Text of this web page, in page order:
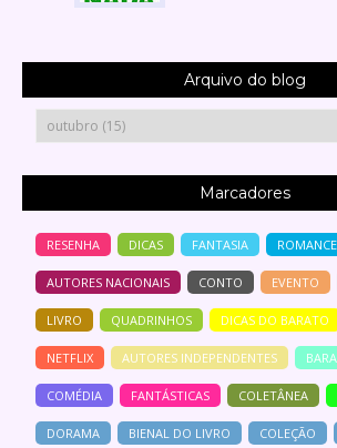
Arquivo do blog
Marcadores
RESENHA DICAS FANTASIA ROMANCE
AUTORES NACIONAIS CONTO EVENTO
LIVRO QUADRINHOS DICAS DO BARATO
NETFLIX AUTORES INDEPENDENTES
COMÉDIA FANTÁSTICAS COLETÂNEA
DORAMA BIENAL DO LIVRO COLEÇÃO